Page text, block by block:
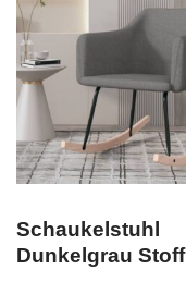
Schaukelstuhl
Dunkelgrau Stoff